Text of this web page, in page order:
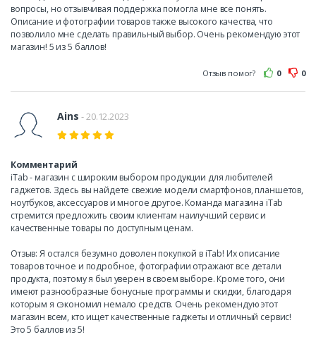
вопросы, но отзывчивая поддержка помогла мне все понять.
Описание и фотографии товаров также высокого качества, что
позволило мне сделать правильный выбор. Очень рекомендую этот
магазин! 5 из 5 баллов!
Отзыв помог? 0 0
Ains - 20.12.2023
Комментарий
iTab - магазин с широким выбором продукции для любителей
гаджетов. Здесь вы найдете свежие модели смартфонов, планшетов,
ноутбуков, аксессуаров и многое другое. Команда магазина iTab
стремится предложить своим клиентам наилучший сервис и
качественные товары по доступным ценам.
Отзыв: Я остался безумно доволен покупкой в iTab! Их описание
товаров точное и подробное, фотографии отражают все детали
продукта, поэтому я был уверен в своем выборе. Кроме того, они
имеют разнообразные бонусные программы и скидки, благодаря
которым я сэкономил немало средств. Очень рекомендую этот
магазин всем, кто ищет качественные гаджеты и отличный сервис!
Это 5 баллов из 5!